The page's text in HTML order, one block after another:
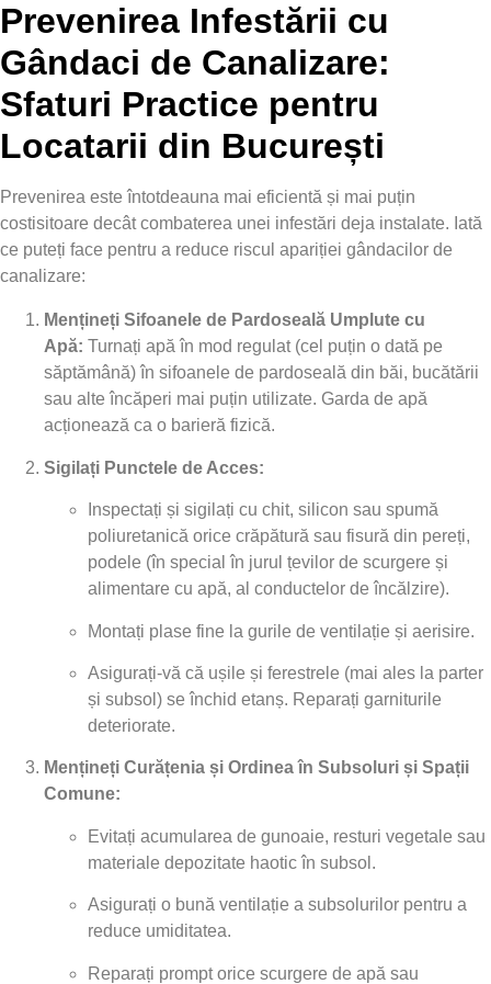
Prevenirea Infestării cu
Gândaci de Canalizare:
Sfaturi Practice pentru
Locatarii din București
Prevenirea este întotdeauna mai eficientă și mai puțin
costisitoare decât combaterea unei infestări deja instalate. Iată
ce puteți face pentru a reduce riscul apariției gândacilor de
canalizare:
Mențineți Sifoanele de Pardoseală Umplute cu
Apă: Turnați apă în mod regulat (cel puțin o dată pe
săptămână) în sifoanele de pardoseală din băi, bucătării
sau alte încăperi mai puțin utilizate. Garda de apă
acționează ca o barieră fizică.
Sigilați Punctele de Acces:
Inspectați și sigilați cu chit, silicon sau spumă
poliuretanică orice crăpătură sau fisură din pereți,
podele (în special în jurul țevilor de scurgere și
alimentare cu apă, al conductelor de încălzire).
Montați plase fine la gurile de ventilație și aerisire.
Asigurați-vă că ușile și ferestrele (mai ales la parter
și subsol) se închid etanș. Reparați garniturile
deteriorate.
Mențineți Curățenia și Ordinea în Subsoluri și Spații
Comune:
Evitați acumularea de gunoaie, resturi vegetale sau
materiale depozitate haotic în subsol.
Asigurați o bună ventilație a subsolurilor pentru a
reduce umiditatea.
Reparați prompt orice scurgere de apă sau